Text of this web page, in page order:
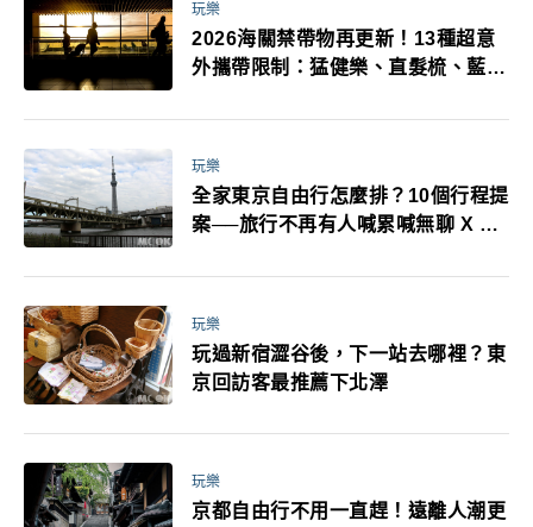
玩樂
2026海關禁帶物再更新！13種超意
外攜帶限制：猛健樂、直髮梳、藍牙
萬！注意事項一次看！
玩樂
全家東京自由行怎麼排？10個行程提
案──旅行不再有人喊累喊無聊 X 爸
玩樂
玩過新宿澀谷後，下一站去哪裡？東
京回訪客最推薦下北澤
玩樂
京都自由行不用一直趕！遠離人潮更